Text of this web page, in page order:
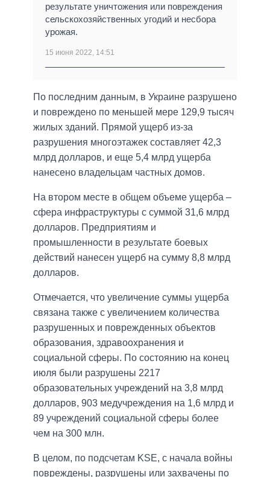
результате уничтожения или повреждения
сельскохозяйственных угодий и несбора
урожая.
15 июня 2022, 14:51
По последним данным, в Украине разрушено
и повреждено по меньшей мере 129,9 тысяч
жилых зданий. Прямой ущерб из-за
разрушения многоэтажек составляет 42,3
млрд долларов, и еще 5,4 млрд ущерба
нанесено владельцам частных домов.
На втором месте в общем объеме ущерба –
сфера инфраструктуры с суммой 31,6 млрд
долларов. Предприятиям и
промышленности в результате боевых
действий нанесен ущерб на сумму 8,8 млрд
долларов.
Отмечается, что увеличение суммы ущерба
связана также с увеличением количества
разрушенных и поврежденных объектов
образования, здравоохранения и
социальной сферы. По состоянию на конец
июля были разрушены 2217
образовательных учреждений на 3,8 млрд
долларов, 903 медучреждения на 1,6 млрд и
89 учреждений социальной сферы более
чем на 300 млн.
В целом, по подсчетам KSE, с начала войны
повреждены, разрушены или захвачены по